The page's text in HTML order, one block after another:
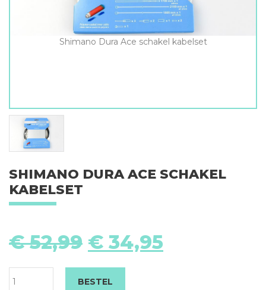
Shimano Dura Ace schakel kabelset
SHIMANO DURA ACE SCHAKEL
KABELSET
€52,99 Oorspronkelijke
prijs
was:
€ 52,99.
€ 34,95prijs
BESTEL